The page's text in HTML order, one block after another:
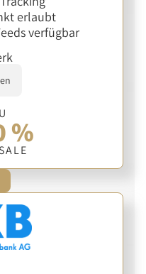
erlaubt
verfügbar
%